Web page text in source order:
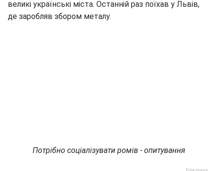
великі українські міста. Останній раз поїхав у Львів,
де заробляв збором металу.
Потрібно соціалізувати ромів - опитування